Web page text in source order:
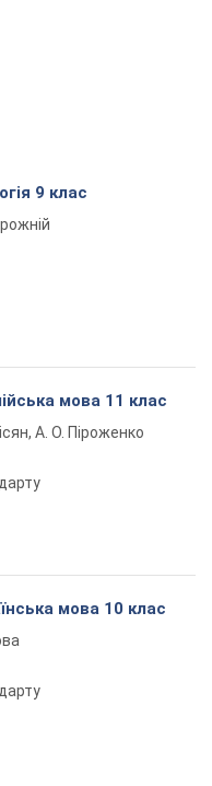
9 клас
мова 11 клас
А. О. Піроженко
мова 10 клас